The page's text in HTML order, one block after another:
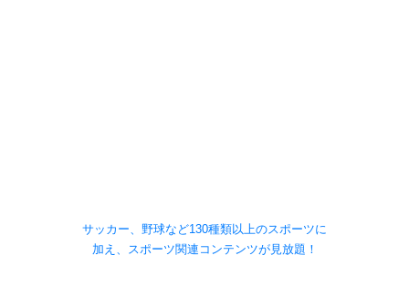
サッカー、野球など130種類以上のスポーツに
加え、スポーツ関連コンテンツが見放題！